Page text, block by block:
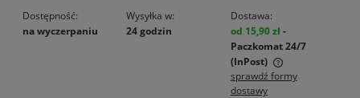
Dostępność:
na wyczerpaniu
Wysyłka w:
24 godzin
Dostawa:
od 15,90 zł-
Paczkomat 24/7
(InPost)
Cena nie zawiera ewentualnych kosztów płatności
sprawdź formy
dostawy